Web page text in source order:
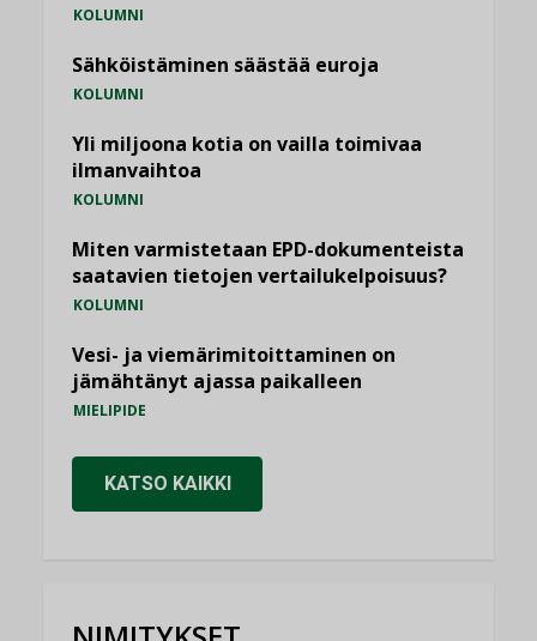
KOLUMNI
Sähköistäminen säästää euroja
KOLUMNI
Yli miljoona kotia on vailla toimivaa
ilmanvaihtoa
KOLUMNI
Miten varmistetaan EPD-dokumenteista
saatavien tietojen vertailukelpoisuus?
KOLUMNI
Vesi- ja viemärimitoittaminen on
jämähtänyt ajassa paikalleen
MIELIPIDE
KATSO KAIKKI